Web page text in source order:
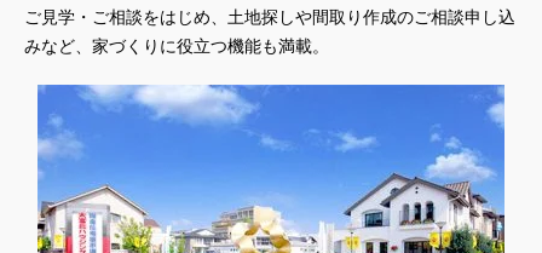
ご見学・ご相談をはじめ、土地探しや間取り作成のご相談申し込
みなど、家づくりに役立つ機能も満載。